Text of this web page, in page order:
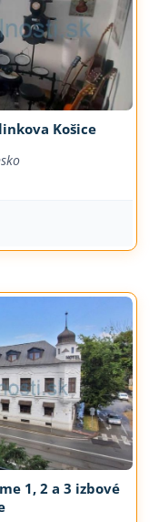
Košice
1, 2 a 3 izbové